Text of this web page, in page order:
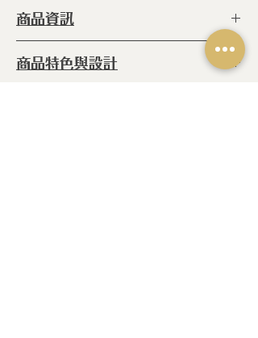
商品資訊
種 類 ：廚房配件
商品特色與設計